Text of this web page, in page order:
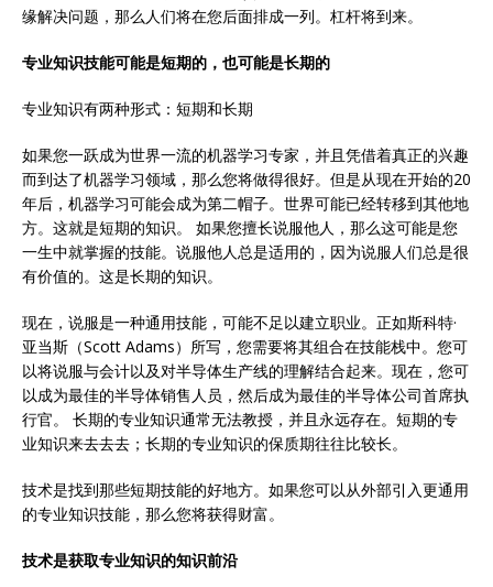
缘解决问题，那么人们将在您后面排成一列。杠杆将到来。
专业知识技能可能是短期的，也可能是长期的
专业知识有两种形式：短期和长期
如果您一跃成为世界一流的机器学习专家，并且凭借着真正的兴趣
而到达了机器学习领域，那么您将做得很好。但是从现在开始的20
年后，机器学习可能会成为第二帽子。世界可能已经转移到其他地
方。这就是短期的知识。 如果您擅长说服他人，那么这可能是您
一生中就掌握的技能。说服他人总是适用的，因为说服人们总是很
有价值的。这是长期的知识。
现在，说服是一种通用技能，可能不足以建立职业。正如斯科特·
亚当斯（Scott Adams）所写，您需要将其组合在技能栈中。您可
以将说服与会计以及对半导体生产线的理解结合起来。现在，您可
以成为最佳的半导体销售人员，然后成为最佳的半导体公司首席执
行官。 长期的专业知识通常无法教授，并且永远存在。短期的专
业知识来去去去；长期的专业知识的保质期往往比较长。
技术是找到那些短期技能的好地方。如果您可以从外部引入更通用
的专业知识技能，那么您将获得财富。
技术是获取专业知识的知识前沿